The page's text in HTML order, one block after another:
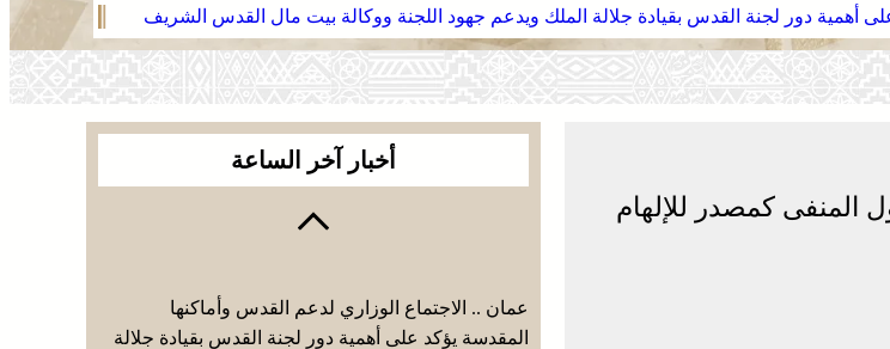
أهمية دور لجنة القدس بقيادة جلالة الملك ويدعم جهود اللجنة ووكالة بيت مال القدس الشريف موجة حر
كمصدر للإلهام
أخبار آخر الساعة
عمان .. الاجتماع الوزاري لدعم القدس وأماكنها
المقدسة يؤكد على أهمية دور لجنة القدس بقيادة جلالة